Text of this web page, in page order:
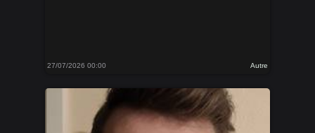
27/07/2026 00:00 Autre